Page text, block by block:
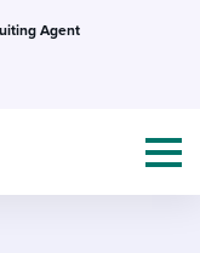
Agent